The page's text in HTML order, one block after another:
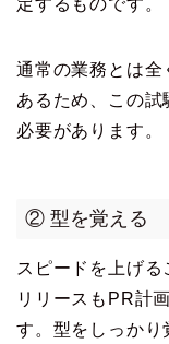
通常の業務とは全
あるため、この試
必要があります。
② 型を覚える
スピードを上げ
リリースもPR計
す。型をしっかり